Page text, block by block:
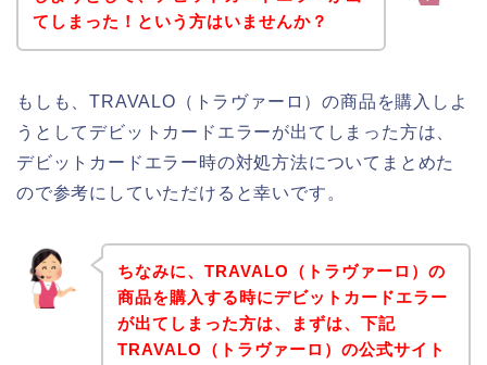
てしまった！という方はいませんか？
もしも、TRAVALO（トラヴァーロ）の商品を購入しよ
うとしてデビットカードエラーが出てしまった方は、
デビットカードエラー時の対処方法についてまとめた
ので参考にしていただけると幸いです。
ちなみに、TRAVALO（トラヴァーロ）の
商品を購入する時にデビットカードエラー
が出てしまった方は、まずは、下記
TRAVALO（トラヴァーロ）の公式サイト